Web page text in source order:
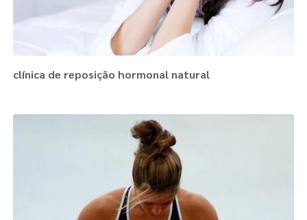
clínica de reposição hormonal natural